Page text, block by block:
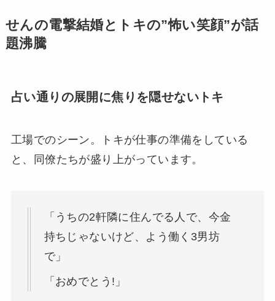
せんの電撃結婚とトキの”怖い笑顔”が話
題沸騰
占い通りの展開に焦りを隠せないトキ
工場でのシーン。トキが仕事の準備をしている
と、同僚たちが盛り上がっています。
「うちの2軒隣に住んでる人で、今金
持ちじゃないけど、よう働く3男坊
で」
「おめでとう!」